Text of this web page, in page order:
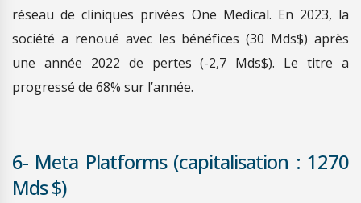
réseau de cliniques privées One Medical. En 2023, la
société a renoué avec les bénéfices (30 Mds$) après
une année 2022 de pertes (-2,7 Mds$). Le titre a
progressé de 68% sur l’année.
6- Meta Platforms (capitalisation : 1270
Mds $)